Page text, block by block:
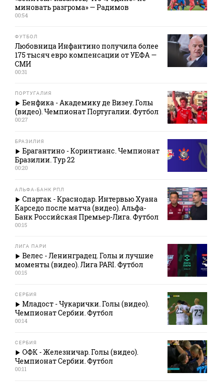
миновать разгрома» — Радимов
00:54
ФУТБОЛ
Любовница Инфантино получила более
175 тысяч евро компенсации от УЕФА —
СМИ
00:31
ПОРТУГАЛИЯ
Бенфика - Академику де Визеу. Голы
(видео). Чемпионат Португалии. Футбол
00:27
БРАЗИЛИЯ
Брагантино - Коринтианс. Чемпионат
Бразилии. Тур 22
00:20
АЛЬФА-БАНК РПЛ
Спартак - Краснодар. Интервью Хуана
Карседо после матча (видео). Альфа-
Банк Российская Премьер-Лига. Футбол
00:15
ЛИГА ПАРИ
Велес - Ленинградец. Голы и лучшие
моменты (видео). Лига PARI. Футбол
00:15
СЕРБИЯ
Младост - Чукарички. Голы (видео).
Чемпионат Сербии. Футбол
00:14
СЕРБИЯ
ОФК - Железничар. Голы (видео).
Чемпионат Сербии. Футбол
00:11